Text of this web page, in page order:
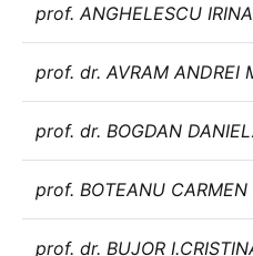
prof. ANGHELESCU IRINA
prof. dr. AVRAM ANDREI
prof. dr. BOGDAN
prof. BOTEANU CARMEN
prof. dr. BUJOR